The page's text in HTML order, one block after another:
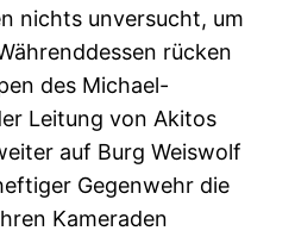
nichts unversucht, um
rücken
des Michael-
Leitung von Akitos
auf Burg Weiswolf
Gegenwehr die
Kameraden